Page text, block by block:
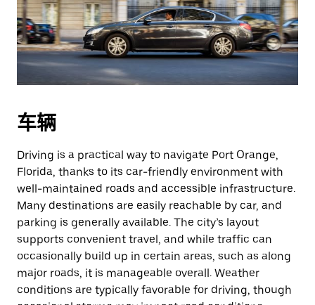
车辆
Driving is a practical way to navigate Port Orange,
Florida, thanks to its car-friendly environment with
well-maintained roads and accessible infrastructure.
Many destinations are easily reachable by car, and
parking is generally available. The city’s layout
supports convenient travel, and while traffic can
occasionally build up in certain areas, such as along
major roads, it is manageable overall. Weather
conditions are typically favorable for driving, though